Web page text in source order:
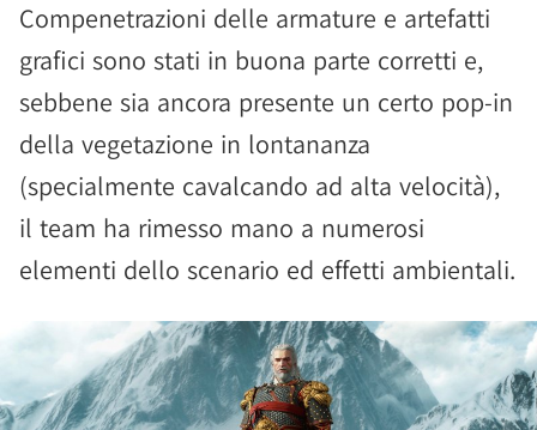
Compenetrazioni delle armature e artefatti
grafici sono stati in buona parte corretti e,
sebbene sia ancora presente un certo pop-in
della vegetazione in lontananza
(specialmente cavalcando ad alta velocità),
il team ha rimesso mano a numerosi
elementi dello scenario ed effetti ambientali.